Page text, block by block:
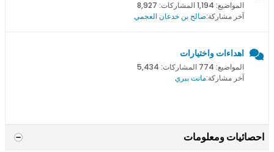
المواضيع: 1,194 المشاركات: 8,927
آخر مشاركة:صالح بن خدعان العجمي
اهداءات واختيارات
المواضيع: 774 المشاركات: 5,434
آخر مشاركة:مانت ببري
احصائيات ومعلومات